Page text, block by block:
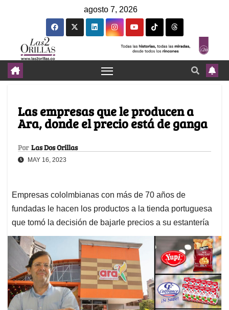
agosto 7, 2026
Las empresas que le producen a
Ara, donde el precio está de ganga
Por Las Dos Orillas
MAY 16, 2023
Empresas cololmbianas con más de 70 años de
fundadas le hacen los productos a la tienda portuguesa
que tomó la decisión de bajarle precios a su estantería